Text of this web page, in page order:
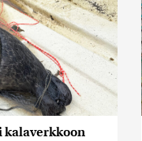
kalaverkkoon